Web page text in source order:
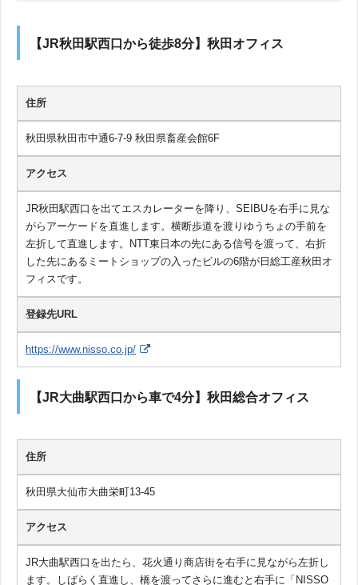
【JR秋田駅西口から徒歩8分】秋田オフィス
住所
秋田県秋田市中通6-7-9 秋田県畜産会館6F
アクセス
JR秋田駅西口を出てエスカレーターを降り、SEIBUを右手に見な
がらアーケードを直進します。横断歩道を渡りゆうちょの手前を
左折して直進します。NTT東日本の先にある信号を渡って、右折
した先にあるミートショップの入ったビルの6階が日総工産秋田オ
フィスです。
登録先URL
https://www.nisso.co.jp/
【JR大曲駅西口から車で4分】秋田総合オフィス
住所
秋田県大仙市大曲栄町13-45
アクセス
JR大曲駅西口を出たら、花火通り商店街を右手に見ながら左折し
ます。しばらく直進し、橋を渡ってさらに進むと右手に「NISSO